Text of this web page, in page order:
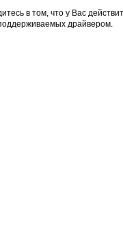
в том, что у Вас
драйвером.